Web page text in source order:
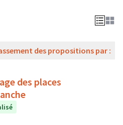
des propositions par :
des places